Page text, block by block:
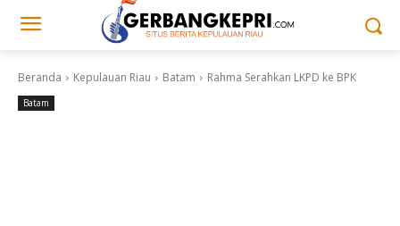
Beranda Kepulauan Riau Batam Rahma Serahkan LKPD ke BPK
Batam